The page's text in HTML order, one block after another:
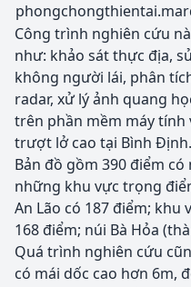
Công trình nghiên cứu
như: khảo sát thực địa,
không người lái, phân
radar, xử lý ảnh quang
trên phần mềm máy tính
trượt lở cao tại Bình Định.
Bản đồ gồm 390 điểm
những khu vực trọng
An Lão có 187 điểm; khu
168 điểm; núi Bà Hỏa
Quá trình nghiên cứu
có mái dốc cao hơn 6m,